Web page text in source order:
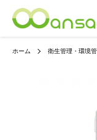
ホーム 衛生管理・環境